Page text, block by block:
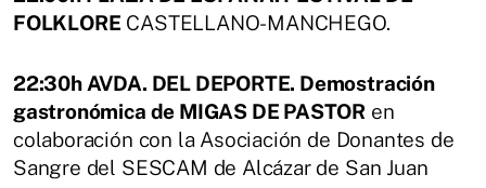
FOLKLORE CASTELLANO-MANCHEGO.
22:30h AVDA. DEL DEPORTE. Demostración
gastronómica de MIGAS DE PASTOR en
colaboración con la Asociación de Donantes de
Sangre del SESCAM de Alcázar de San Juan